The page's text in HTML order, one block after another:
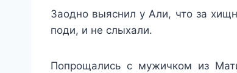
Заодно выяснил у Али, что за
поди, и не слыхали.
Попрощались с мужичком из